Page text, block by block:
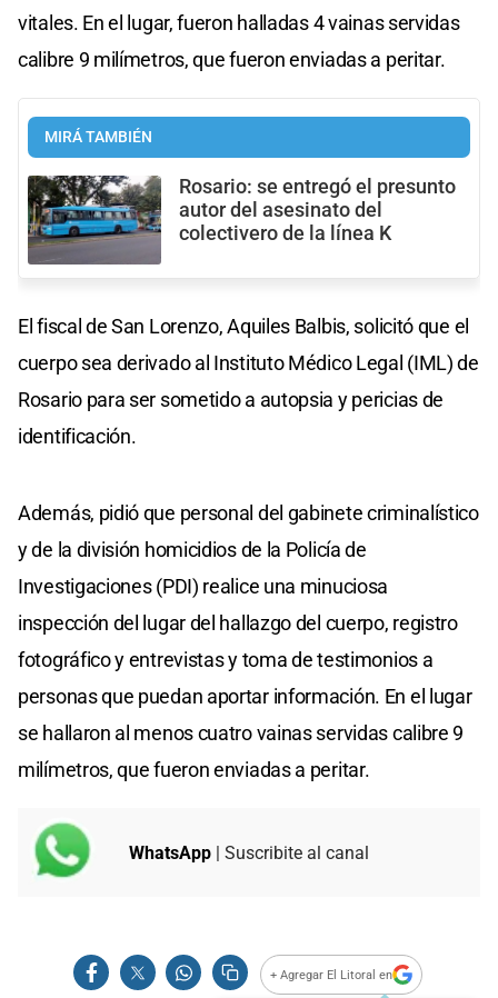
vitales. En el lugar, fueron halladas 4 vainas servidas
calibre 9 milímetros, que fueron enviadas a peritar.
MIRÁ TAMBIÉN
Rosario: se entregó el presunto
autor del asesinato del
colectivero de la línea K
El fiscal de San Lorenzo, Aquiles Balbis, solicitó que el
cuerpo sea derivado al Instituto Médico Legal (IML) de
Rosario para ser sometido a autopsia y pericias de
identificación.
Además, pidió que personal del gabinete criminalístico
y de la división homicidios de la Policía de
Investigaciones (PDI) realice una minuciosa
inspección del lugar del hallazgo del cuerpo, registro
fotográfico y entrevistas y toma de testimonios a
personas que puedan aportar información. En el lugar
se hallaron al menos cuatro vainas servidas calibre 9
milímetros, que fueron enviadas a peritar.
WhatsApp | Suscribite al canal
+ Agregar El Litoral en